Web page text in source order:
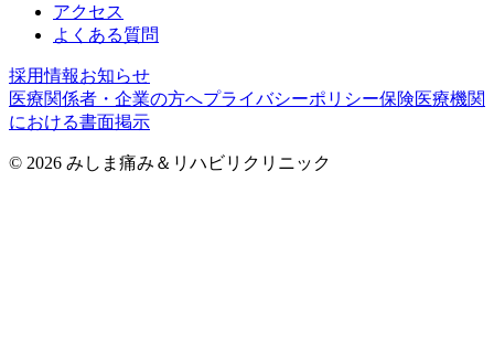
アクセス
よくある質問
採用情報お知らせ
医療関係者・企業の方へプライバシーポリシー保険医療機関
における書面掲示
© 2026 みしま痛み＆リハビリクリニック